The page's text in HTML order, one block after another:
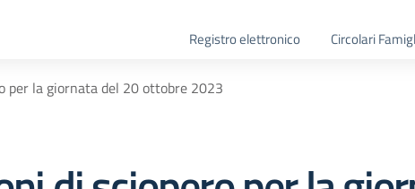
Registro elettronico Circolari
per la giornata del 20 ottobre 2023